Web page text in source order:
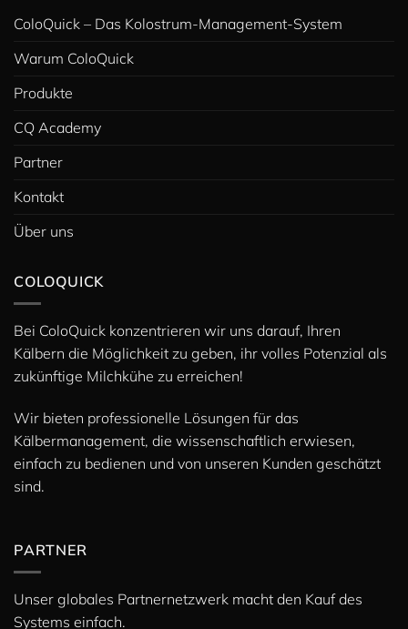
ColoQuick – Das Kolostrum-Management-System
Warum ColoQuick
Produkte
CQ Academy
Partner
Kontakt
Über uns
COLOQUICK
Bei ColoQuick konzentrieren wir uns darauf, Ihren
Kälbern die Möglichkeit zu geben, ihr volles Potenzial als
zukünftige Milchkühe zu erreichen!
Wir bieten professionelle Lösungen für das
Kälbermanagement, die wissenschaftlich erwiesen,
einfach zu bedienen und von unseren Kunden geschätzt
sind.
PARTNER
Unser globales Partnernetzwerk macht den Kauf des
Systems einfach.